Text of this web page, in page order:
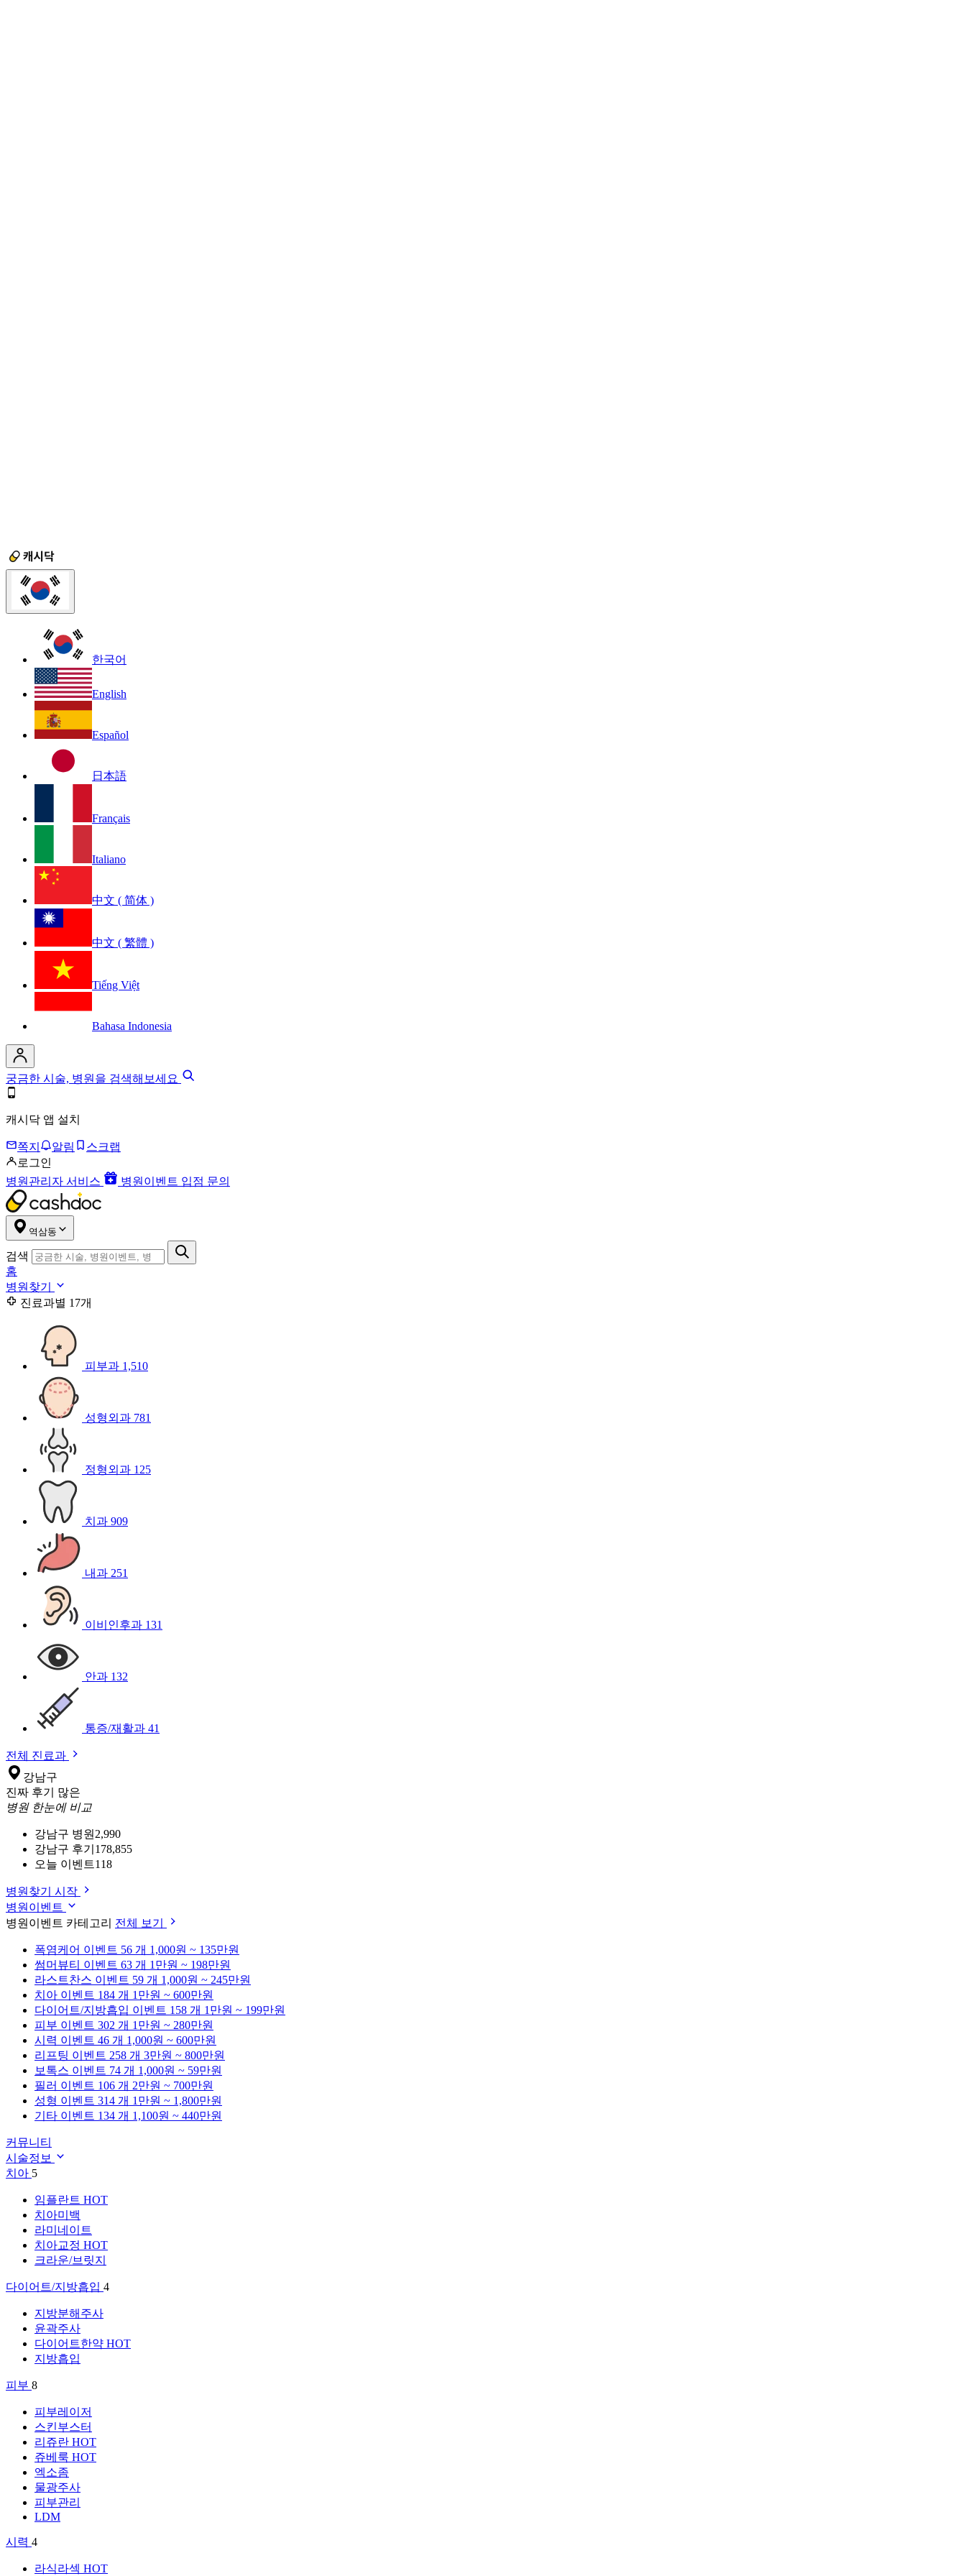
한국어
English
Español
日本語
Français
Italiano
中文 ( 简体 )
中文 ( 繁體 )
Tiếng Việt
Bahasa Indonesia
궁금한 시술, 병원을 검색해보세요
캐시닥 앱 설치
쪽지 알림
스크랩
로그인
병원관리자 서비스
병원이벤트 입점 문의
역삼동
검색
홈
병원찾기
진료과별 17개
피부과 1,510
성형외과 781
정형외과 125
치과 909
내과 251
이비인후과 131
안과 132
통증/재활과 41
전체 진료과
강남구
진짜 후기 많은
병원 한눈에 비교
강남구 병원 2,990
강남구 후기 178,855
오늘 이벤트118
병원찾기 시작
병원이벤트
병원이벤트 카테고리 전체 보기
폭염케어 이벤트 56 개 1,000원 ~ 135만원
썸머뷰티 이벤트 63 개 1만원 ~ 198만원
라스트찬스 이벤트 59 개 1,000원 ~ 245만원
치아 이벤트 184 개 1만원 ~ 600만원
다이어트/지방흡입 이벤트 158 개 1만원 ~ 199만원
피부 이벤트 302 개 1만원 ~ 280만원
시력 이벤트 46 개 1,000원 ~ 600만원
리프팅 이벤트 258 개 3만원 ~ 800만원
보톡스 이벤트 74 개 1,000원 ~ 59만원
필러 이벤트 106 개 2만원 ~ 700만원
성형 이벤트 314 개 1만원 ~ 1,800만원
기타 이벤트 134 개 1,100원 ~ 440만원
커뮤니티
시술정보
치아 5
임플란트 HOT
치아미백
라미네이트
치아교정 HOT
크라운/브릿지
다이어트/지방흡입 4
지방분해주사
윤곽주사
다이어트한약 HOT
지방흡입
피부 8
피부레이저
스킨부스터
리쥬란 HOT
쥬베룩 HOT
엑소좀
물광주사
피부관리
LDM
시력 4
라식라섹 HOT